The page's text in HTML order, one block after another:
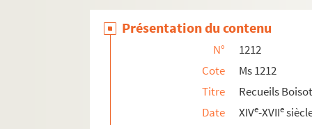
Fol. 38. Vente au comte Amédée V de
Fol. 39. Acte du protectorat accordé à
Fol. 40. Acte analogue de Louis de
Fol. 41. Acte analogue du même seigneur
Fol. 42. Fondation, par le cardinal Jean
Présentation du contenu
N°
1212
Cote
Ms 1212
Titre
Recueils
Date
XIVe-XVIIe